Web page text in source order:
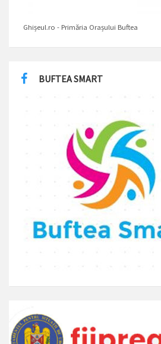
Ghișeul.ro - Primăria Orașului Buftea
BUFTEA SMART